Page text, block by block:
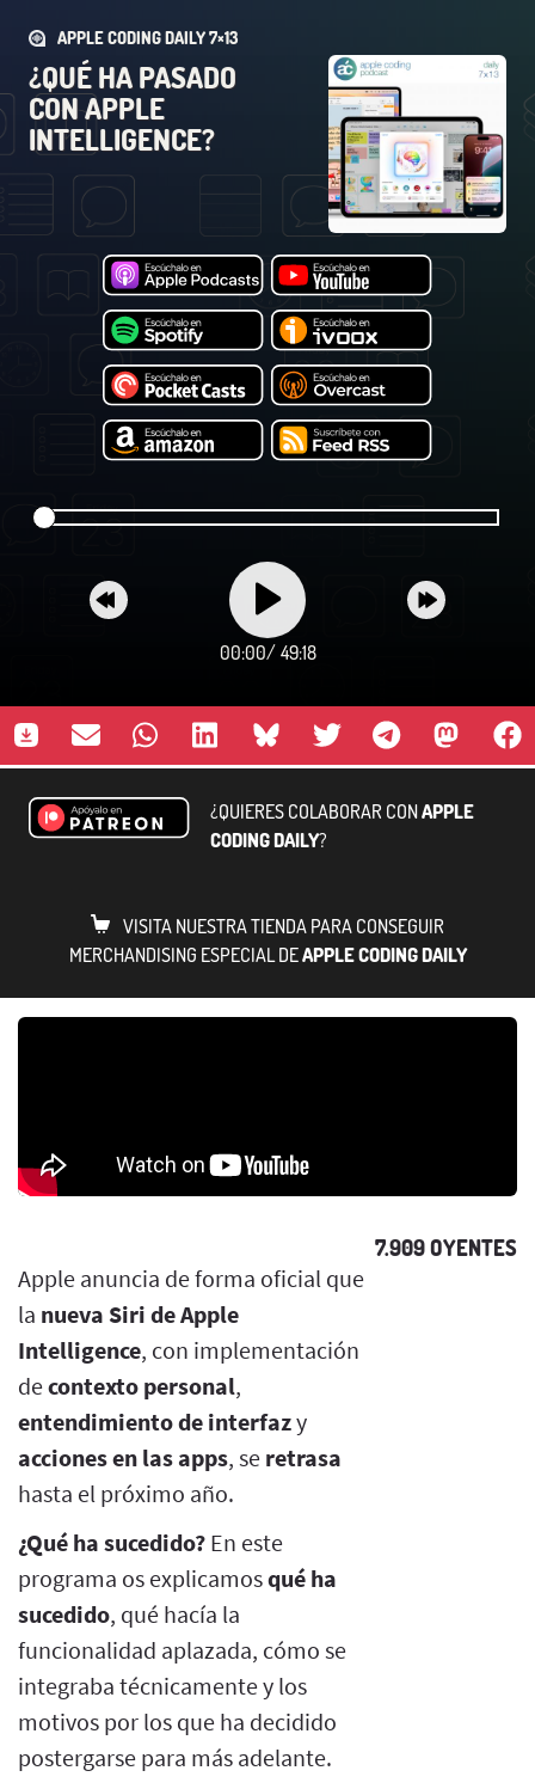
APPLE CODING DAILY 7×13
¿QUÉ HA PASADO
CON APPLE
INTELLIGENCE?
00:00/ 49:18
¿QUIERES COLABORAR CONAPPLE
CODING DAILY?
VISITA NUESTRA TIENDA PARA CONSEGUIR
MERCHANDISING ESPECIAL DEAPPLE CODING DAILY
7.909 OYENTES
Apple anuncia de forma oficial que
la nueva Siri de Apple
Intelligence, con implementación
decontexto personal,
entendimiento de interfazy
acciones en las apps, se retrasa
hasta el próximo año.
¿Qué ha sucedido? En este
programa os explicamosqué ha
sucedido, qué hacía la
funcionalidad aplazada, cómo se
integraba técnicamente y los
motivos por los que ha decidido
postergarse para más adelante.